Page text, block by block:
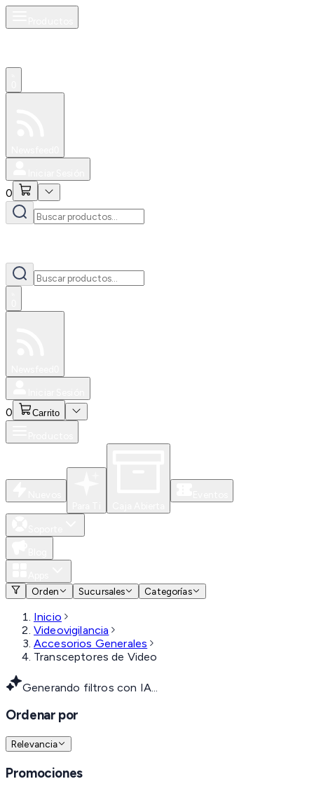
0
0 Carrito
Orden
Sucursales Categorías
Inicio
Videovigilancia
Accesorios Generales
Transceptores de Video
Generando filtros con IA...
Ordenar por
Relevancia
Promociones